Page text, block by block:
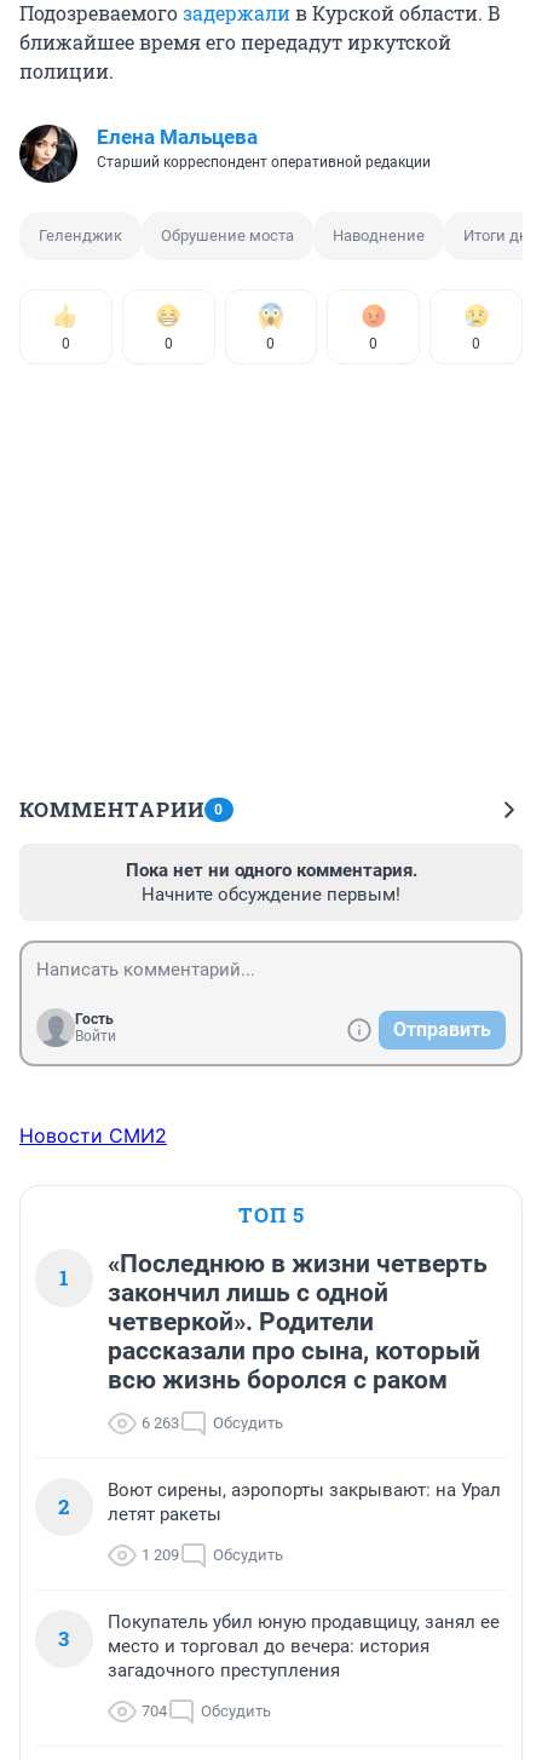
Подозреваемогозадержалив Курской области. В
ближайшее время его передадут иркутской
полиции.
Елена Мальцева
Старший корреспондент оперативной редакции
Геленджик Обрушение моста Наводнение Итоги дня
0 0 0 0 0
КОММЕНТАРИИ 0
Пока нет ни одного комментария.
Начните обсуждение первым!
Гость
Войти
Отправить
Новости СМИ2
ТОП 5
1
«Последнюю в жизни четверть
закончил лишь с одной
четверкой». Родители
рассказали про сына, который
всю жизнь боролся с раком
6 263 Обсудить
2
Воют сирены, аэропорты закрывают: на Урал
летят ракеты
1 209 Обсудить
3
Покупатель убил юную продавщицу, занял ее
место и торговал до вечера: история
загадочного преступления
704 Обсудить